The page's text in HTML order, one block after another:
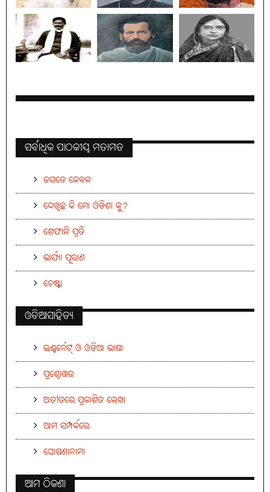
ସର୍ବାଧିକ ପାଠକୀୟ ମତାମତ
ଜଗତେ କେବଳ
ଦେଖିଛ କି ମୋ ଓଡ଼ିଶା କୁ?
ଶେଫାଳି ପ୍ରତି
ଭାର୍ଯ୍ୟା ପୂରାଣ
ଚେଷ୍ଟା
ଓଡିଆସାହିତ୍ୟ
ଇଣ୍ଟର୍ନେଟ୍ ଓ ଓଡ଼ିଆ ଭାଷା
ପ୍ରଶ୍ନୋତ୍ତର
ଅତୀତରେ ପ୍ରକାଶିତ ଲେଖା
ଆମ ସମ୍ପର୍କରେ
ଘୋଷଣାନାମା
ଆମ ଠିକଣା